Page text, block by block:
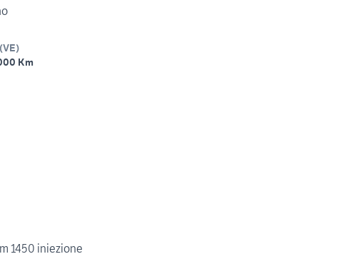
(VE)
Km
1450 iniezione